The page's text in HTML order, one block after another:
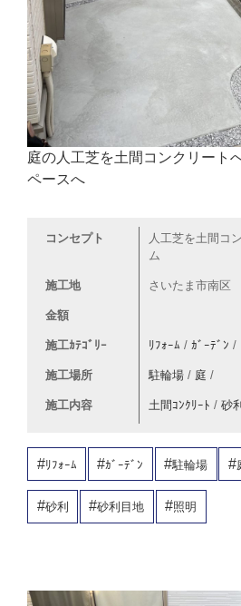
庭の人工芝を土間コンクリート
ペースへ
コンセプト
人工芝を土間コ
ム
施工地 さいたま市南区
金額
施工ｶﾃｺﾞﾘｰ ﾘﾌｫｰﾑ /ｶﾞｰﾃﾞﾝ /
施工場所 駐輪場 / 庭 /
施工内容 土間ｺﾝｸﾘｰﾄ /砂利
ﾘﾌｫｰﾑ ｶﾞｰﾃﾞﾝ 駐輪場
砂利 砂利目地 照明